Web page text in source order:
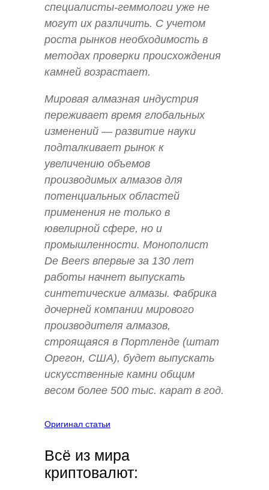
специалисты-геммологи уже не
могут их различить. С учетом
роста рынков необходимость в
методах проверки происхождения
камней возрастает.
Мировая алмазная индустрия
переживает время глобальных
изменений — развитие науки
подталкивает рынок к
увеличению объемов
производимых алмазов для
потенциальных областей
применения не только в
ювелирной сфере, но и
промышленности. Монополист
De Beers впервые за 130 лет
работы начнет выпускать
синтетические алмазы. Фабрика
дочерней компании мирового
производителя алмазов,
строящаяся в Портленде (штат
Орегон, США), будет выпускать
искусственные камни общим
весом более 500 тыс. карат в год.
Оригинал статьи
Всё из мира
криптовалют: